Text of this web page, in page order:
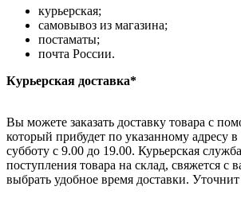
курьерская;
самовывоз из магазина;
постаматы;
почта России.
Курьерская доставка*
Вы можете заказать доставку товара с
который прибудет по указанному адресу
субботу с 9.00 до 19.00. Курьерская
поступления товара на склад, свяжется с
выбрать удобное время доставки. Уточнит